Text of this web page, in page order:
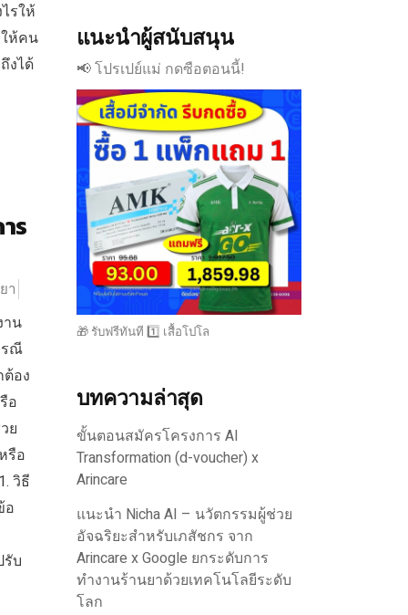
รให้
ห้คน
งได้
ร
า
าน
รณี
อง
อ
ย
รือ
วิธี
อ
บ
แนะนำผู้สนับสนุน
📢 โปรเปย์แม่ กดซือตอนนี้!
🎁 รับฟรีทันที 1️⃣ เสื้อโปโล
บทความล่าสุด
ขั้นตอนสมัครโครงการ AI
Transformation (d-voucher) x
Arincare
แนะนำ Nicha AI – นวัตกรรมผู้ช่วย
อัจฉริยะสำหรับเภสัชกร จาก
Arincare x Google ยกระดับการ
ทำงานร้านยาด้วยเทคโนโลยีระดับ
โลก